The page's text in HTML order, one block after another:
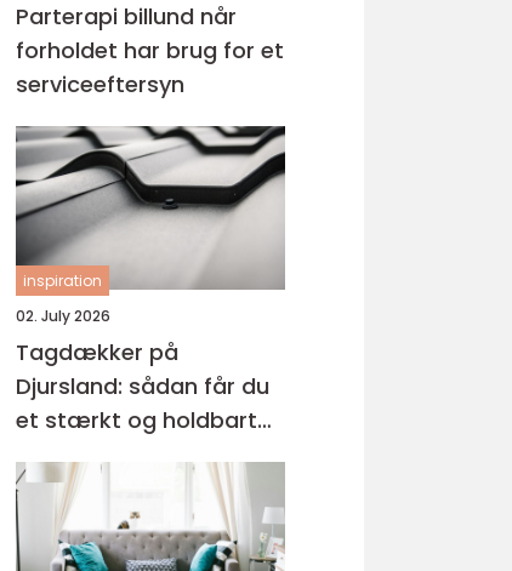
Parterapi billund når
forholdet har brug for et
serviceeftersyn
inspiration
02. July 2026
Tagdækker på
Djursland: sådan får du
et stærkt og holdbart
tag